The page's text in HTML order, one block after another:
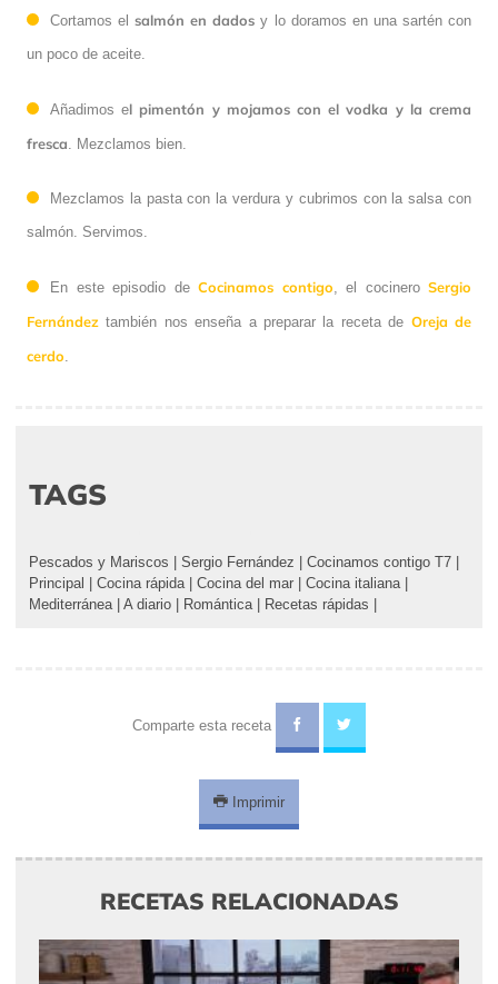
Cortamos elsalmón en dados y lo doramos en una sartén con
un poco de aceite.
Añadimos el pimentón y mojamos con el vodka y la crema
fresca . Mezclamos bien.
Mezclamos la pasta con la verdura y cubrimos con la salsa con
salmón. Servimos.
En este episodio de Cocinamos contigo , el cocinero Sergio
Fernández también nos enseña a preparar la receta de Oreja de
cerdo
TAGS
Pescados y Mariscos | Sergio Fernández | Cocinamos contigo T7 |
Principal | Cocina rápida | Cocina del mar | Cocina italiana |
Mediterránea | A diario | Romántica | Recetas rápidas |
Comparte esta receta
Imprimir
RECETAS RELACIONADAS